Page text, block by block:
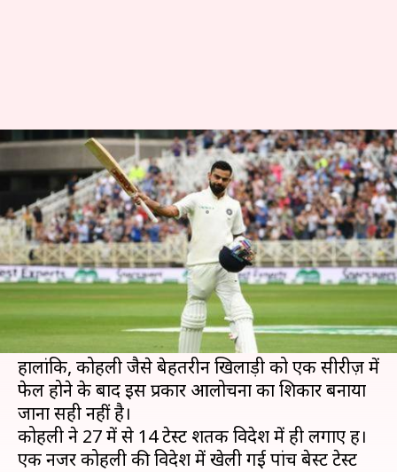
विदेश में विराट कोहली द्वारा खेली गई
पांच बेस्ट टेस्ट पारियां
लेखन Neeraj Pandey Mar 06, 2020 01:00 pm
क्या है खबर?
भारतीय कप्तान विराट कोहली के लिए न्यूजीलैंड का दौरा
बेहद निराशाजनक रहा और उसके बाद से वह लगातार
आलोचनाओं का शिकार हो रहे हैं।
हालांकि, कोहली जैसे बेहतरीन खिलाड़ी को एक सीरीज़ में
फेल होने के बाद इस प्रकार आलोचना का शिकार बनाया
जाना सही नहीं है।
कोहली ने 27 में से 14 टेस्ट शतक विदेश में ही लगाए हैं।
एक नजर कोहली की विदेश में खेली गई पांच बेस्ट टेस्ट